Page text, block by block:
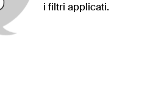
i filtri applicati.